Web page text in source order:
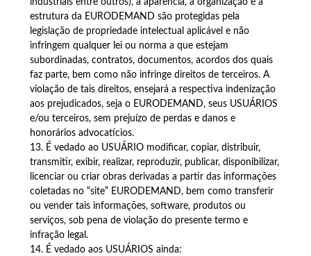
industriais entre outros), a aparência, a organização e a
estrutura da EURODEMAND são protegidas pela
legislação de propriedade intelectual aplicável e não
infringem qualquer lei ou norma a que estejam
subordinadas, contratos, documentos, acordos dos quais
faz parte, bem como não infringe direitos de terceiros. A
violação de tais direitos, ensejará a respectiva indenização
aos prejudicados, seja o EURODEMAND, seus USUÁRIOS
e/ou terceiros, sem prejuízo de perdas e danos e
honorários advocatícios.
13. É vedado ao USUÁRIO modificar, copiar, distribuir,
transmitir, exibir, realizar, reproduzir, publicar, disponibilizar,
licenciar ou criar obras derivadas a partir das informações
coletadas no “site” EURODEMAND, bem como transferir
ou vender tais informações, software, produtos ou
serviços, sob pena de violação do presente termo e
infração legal.
14. É vedado aos USUÁRIOS ainda: